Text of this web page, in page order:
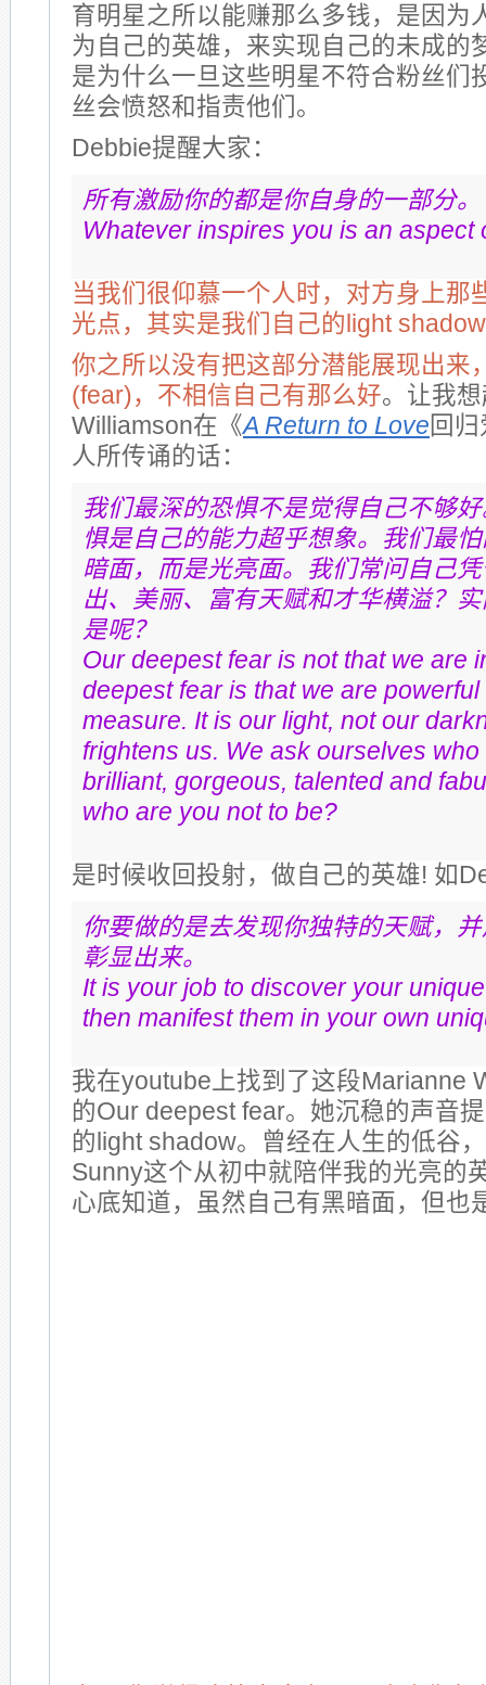
育明星之所以能赚那么多钱，是因为
为自己的英雄，来实现自己的未成的
是为什么一旦这些明星不符合粉丝们
丝会愤怒和指责他们。
Debbie提醒大家：
所有激励你的都是你自身的一部分。
Whatever inspires you is an aspect
当我们很仰慕一个人时，对方身上那
光点，其实是我们自己的light
你之所以没有把这部分潜能展现出来
(fear)，不相信自己有那么好。让我
Williamson在《A Return to Love回
人所传诵的话：
我们最深的恐惧不是觉得自己不够
惧是自己的能力超乎想象。我们最
暗面，而是光亮面。我们常问自己
出、美丽、富有天赋和才华横溢？
是呢？
Our deepest fear is not that we are
deepest fear is that we are
measure. It is our light, not our
frightens us. We ask ourselves who
brilliant, gorgeous, talented and
who are you not to be?
是时候收回投射，做自己的英雄! 如
你要做的是去发现你独特的天赋，
彰显出来。
It is your job to discover your
then manifest them in your own
我在youtube上找到了这段Marianne
的Our deepest fear。她沉稳的声音
的light shadow。曾经在人生的低谷
Sunny这个从初中就陪伴我的光亮的
心底知道，虽然自己有黑暗面，但也